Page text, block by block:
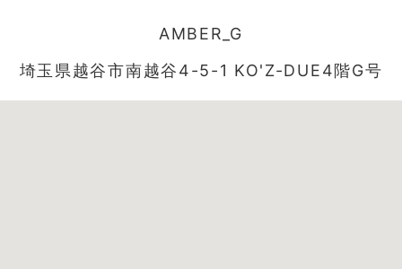
AMBER_G
埼玉県越谷市南越谷4-5-1 KO'Z-DUE4階G号